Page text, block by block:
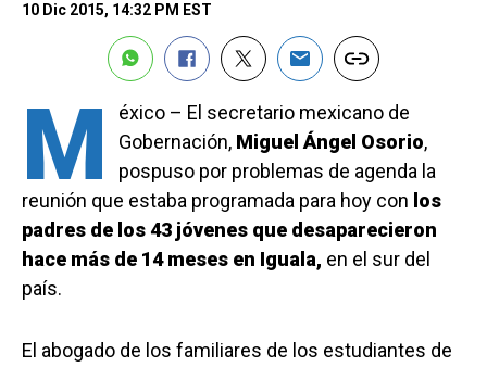
10 Dic 2015, 14:32 PM EST
M
éxico – El secretario mexicano de
Gobernación, Miguel Ángel Osorio,
pospuso por problemas de agenda la
reunión que estaba programada para hoy con los
padres de los 43 jóvenes que desaparecieron
hace más de 14 meses en Iguala, en el sur del
país.
El abogado de los familiares de los estudiantes de